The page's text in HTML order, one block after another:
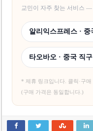
교민이 자주 찾는 서비스
알리익스프레스 · 중
타오바오 · 중국 직구
* 제휴 링크입니다. 클릭·구
(구매 가격은 동일합니다.)